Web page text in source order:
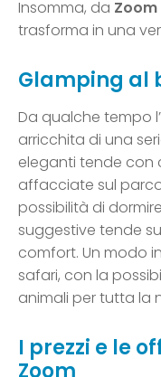
Insomma, da Zoom
trasforma in una
Glamping al
Da qualche tempo
arricchita di una
eleganti tende con
affacciate sul
possibilità di
suggestive tende
comfort. Un modo
safari, con la
animali per tutta la
I prezzi e le